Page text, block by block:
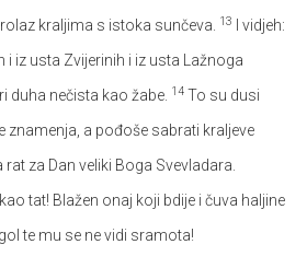
kraljima s istoka sunčeva.
13
I vidjeh:
i iz usta Zvijerinih i iz usta Lažnoga
duha nečista kao žabe. 14 To su dusi
znamenja, a pođoše sabrati kraljeve
za Dan veliki Boga Svevladara.
tat! Blažen onaj koji bdije i čuva haljine
te mu se ne vidi sramota!